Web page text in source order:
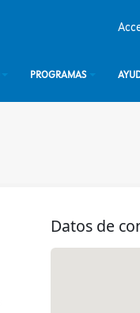
PROGRAMAS
Datos de